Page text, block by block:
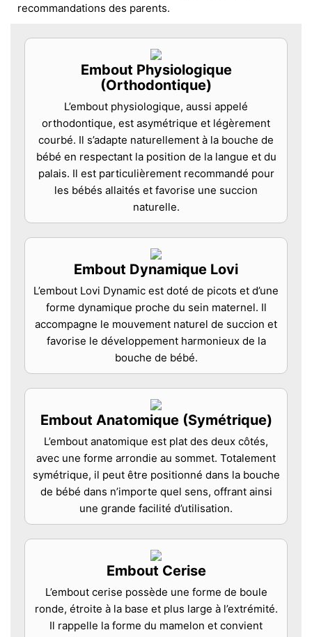
recommandations des parents.
Embout Physiologique
(Orthodontique)
L’embout physiologique, aussi appelé
orthodontique, est asymétrique et légèrement
courbé. Il s’adapte naturellement à la bouche de
bébé en respectant la position de la langue et du
palais. Il est particulièrement recommandé pour
les bébés allaités et favorise une succion
naturelle.
Embout Dynamique Lovi
L’embout Lovi Dynamic est doté de picots et d’une
forme dynamique proche du sein maternel. Il
accompagne le mouvement naturel de succion et
favorise le développement harmonieux de la
bouche de bébé.
Embout Anatomique (Symétrique)
L’embout anatomique est plat des deux côtés,
avec une forme arrondie au sommet. Totalement
symétrique, il peut être positionné dans la bouche
de bébé dans n’importe quel sens, offrant ainsi
une grande facilité d’utilisation.
Embout Cerise
L’embout cerise possède une forme de boule
ronde, étroite à la base et plus large à l’extrémité.
Il rappelle la forme du mamelon et convient